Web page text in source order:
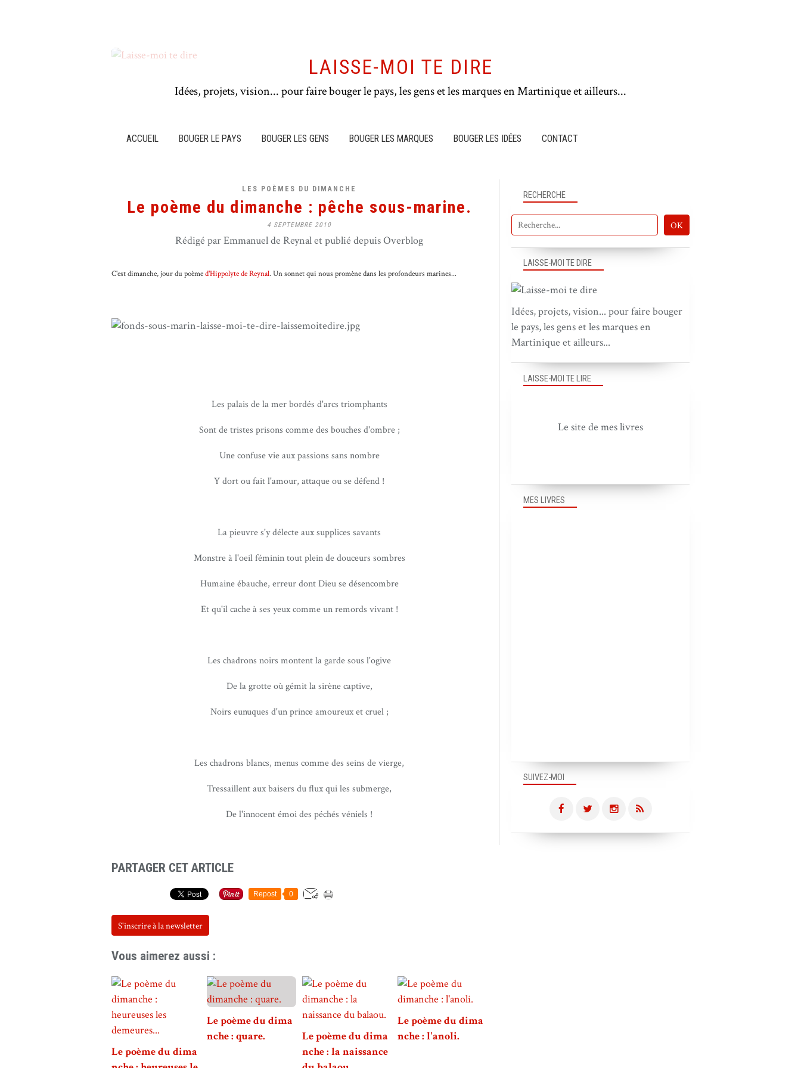
LAISSE-MOI TE DIRE
Idées, projets, vision... pour faire bouger le pays, les gens et les marques en Martinique et ailleurs...
ACCUEIL BOUGER LE PAYS BOUGER LES GENS BOUGER LES MARQUES BOUGER LES IDÉES CONTACT
LES POÈMES DU DIMANCHE
Le poème du dimanche : pêche sous-marine.
4 SEPTEMBRE 2010
Rédigé par Emmanuel de Reynal et publié depuis Overblog
C'est dimanche, jour du poèmed'Hippolyte de Reynal. Un sonnet qui nous promène dans les profondeurs marines...
Les palais de la mer bordés d'arcs triomphants
Sont de tristes prisons comme des bouches d'ombre ;
Une confuse vie aux passions sans nombre
Y dort ou fait l'amour, attaque ou se défend !
La pieuvre s'y délecte aux supplices savants
Monstre à l'oeil féminin tout plein de douceurs sombres
Humaine ébauche, erreur dont Dieu se désencombre
Et qu'il cache à ses yeux comme un remords vivant !
Les chadrons noirs montent la garde sous l'ogive
De la grotte où gémit la sirène captive,
Noirs eunuques d'un prince amoureux et cruel ;
Les chadrons blancs, menus comme des seins de vierge,
Tressaillent aux baisers du flux qui les submerge,
De l'innocent émoi des péchés véniels !
PARTAGER CET ARTICLE
Repost 0
S'inscrire à la newsletter
Vous aimerez aussi :
Le poème du dima
Le poème du dima
nche : quare.
Le poème du dima
nche : la naissance
Le poème du dima
nche : l'anoli.
SUIVEZ-MOI
RECHERCHE
LAISSE-MOI TE DIRE
Idées, projets, vision... pour faire bouger
le pays, les gens et les marques en
Martinique et ailleurs...
MES LIVRES
LAISSE-MOI TE LIRE
Le site de mes livres